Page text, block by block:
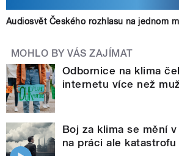
Audiosvět Českého rozhlasu na jednom
MOHLO BY VÁS ZAJÍMAT
Odbornice na klima
internetu více než
Boj za klima se mění
na práci ale